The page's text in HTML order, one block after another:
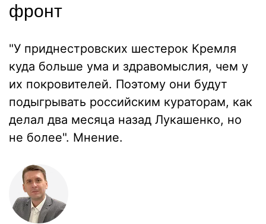
фронт
"У приднестровских шестерок Кремля
куда больше ума и здравомыслия, чем у
их покровителей. Поэтому они будут
подыгрывать российским кураторам, как
делал два месяца назад Лукашенко, но
не более". Мнение.